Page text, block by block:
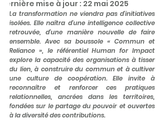
Dernière mise à jour : 22 mai 2025
La transformation ne viendra pas d'initiatives
isolées. Elle naîtra d'une intelligence collective
retrouvée, d'une manière nouvelle de faire
ensemble. Avec sa boussole « Commun et
Reliance », le référentiel Human for Impact
explore la capacité des organisations à tisser
du lien, à construire du commun et à cultiver
une culture de coopération. Elle invite à
reconnaître et renforcer ces pratiques
relationnelles, ancrées dans les territoires,
fondées sur le partage du pouvoir et ouvertes
à la diversité des contributions.